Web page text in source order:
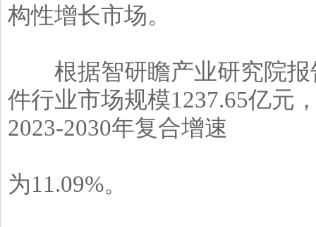
构性增长市场。
根据智研瞻产业研究院报
件行业市场规模1237.65亿元
2023-2030年复合增速
为11.09%。